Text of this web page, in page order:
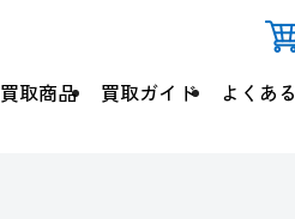
買取商品 買取ガイド よくあ